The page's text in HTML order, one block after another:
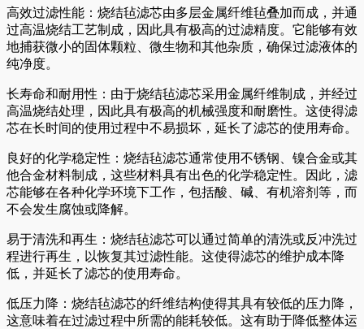
高效过滤性能：烧结毡滤芯由多层金属纤维毡叠加而成，并通
过高温烧结工艺制成，因此具有极高的过滤精度。它能够有效
地捕获微小的固体颗粒、微生物和其他杂质，确保过滤液体的
纯净度。
长寿命和耐用性：由于烧结毡滤芯采用金属纤维制成，并经过
高温烧结处理，因此具有极高的机械强度和耐磨性。这使得滤
芯在长时间的使用过程中不易损坏，延长了滤芯的使用寿命。
良好的化学稳定性：烧结毡滤芯通常使用不锈钢、镍合金或其
他合金材料制成，这些材料具有出色的化学稳定性。因此，滤
芯能够在各种化学环境下工作，包括酸、碱、有机溶剂等，而
不会发生腐蚀或降解。
易于清洗和再生：烧结毡滤芯可以通过简单的清洗或反冲洗过
程进行再生，以恢复其过滤性能。这使得滤芯的维护成本降
低，并延长了滤芯的使用寿命。
低压力降：烧结毡滤芯的纤维结构使得其具有较低的压力降，
这意味着在过滤过程中所需的能耗较低。这有助于降低整体运